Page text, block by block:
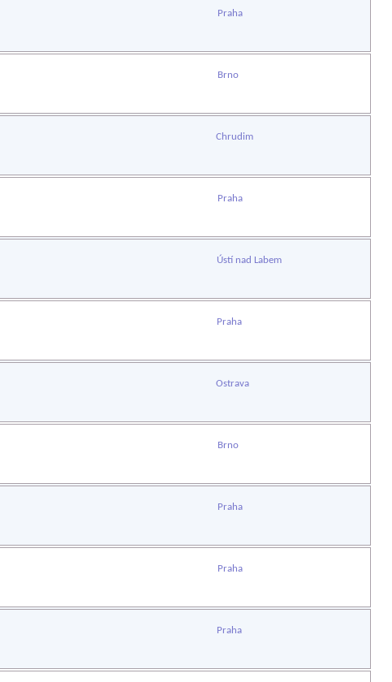
Praha
Brno
Chrudim
Praha
Ústí nad Labem
Praha
Ostrava
Brno
Praha
Praha
Praha